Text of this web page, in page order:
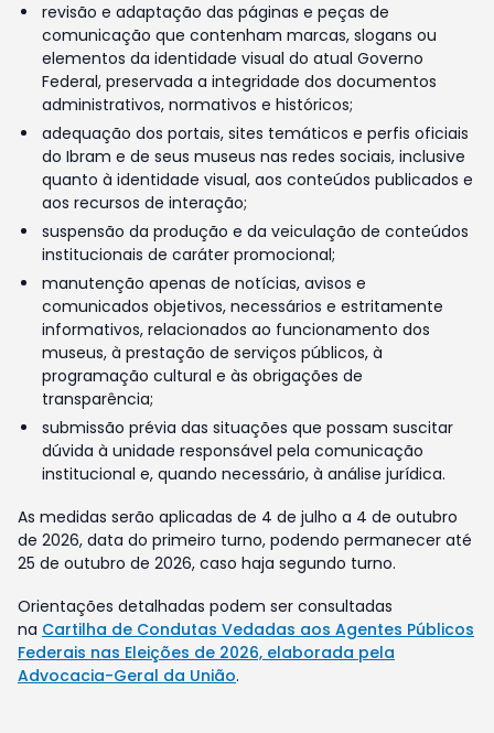
revisão e adaptação das páginas e peças de
comunicação que contenham marcas, slogans ou
elementos da identidade visual do atual Governo
Federal, preservada a integridade dos documentos
administrativos, normativos e históricos;
adequação dos portais, sites temáticos e perfis oficiais
do Ibram e de seus museus nas redes sociais, inclusive
quanto à identidade visual, aos conteúdos publicados e
aos recursos de interação;
suspensão da produção e da veiculação de conteúdos
institucionais de caráter promocional;
manutenção apenas de notícias, avisos e
comunicados objetivos, necessários e estritamente
informativos, relacionados ao funcionamento dos
museus, à prestação de serviços públicos, à
programação cultural e às obrigações de
transparência;
submissão prévia das situações que possam suscitar
dúvida à unidade responsável pela comunicação
institucional e, quando necessário, à análise jurídica.
As medidas serão aplicadas de 4 de julho a 4 de outubro
de 2026, data do primeiro turno, podendo permanecer até
25 de outubro de 2026, caso haja segundo turno.
Orientações detalhadas podem ser consultadas
na Cartilha de Condutas Vedadas aos Agentes Públicos
Federais nas Eleições de 2026, elaborada pela
Advocacia-Geral da União.